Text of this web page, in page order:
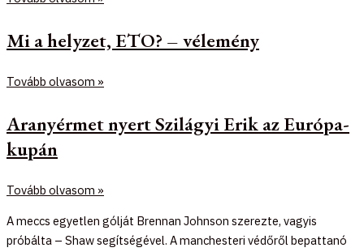
Mi a helyzet, ETO? – vélemény
Tovább olvasom »
Aranyérmet nyert Szilágyi Erik az Európa-
kupán
Tovább olvasom »
A meccs egyetlen gólját Brennan Johnson szerezte, vagyis
próbálta – Shaw segítségével. A manchesteri védőről bepattanó